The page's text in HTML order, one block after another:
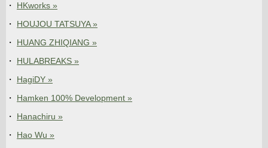
HKworks »
HOUJOU TATSUYA »
HUANG ZHIQIANG »
HULABREAKS »
HagiDY »
Hamken 100% Development »
Hanachiru »
Hao Wu »